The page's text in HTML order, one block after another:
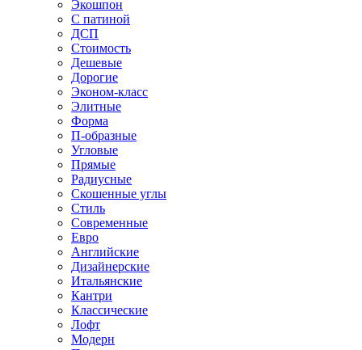
Экошпон
С патиной
ДСП
Стоимость
Дешевые
Дорогие
Эконом-класс
Элитные
Форма
П-образные
Угловые
Прямые
Радиусные
Скошенные углы
Стиль
Современные
Евро
Английские
Дизайнерские
Итальянские
Кантри
Классические
Лофт
Модерн